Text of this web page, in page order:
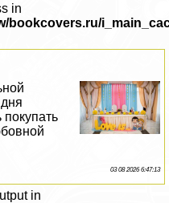
in
bookcovers.ru/
03 08 2026 6:47:13
in